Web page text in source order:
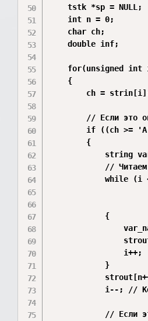
    tstk *sp = NULL;
    int n = 0;
    char ch;
    double inf;
for(unsigned int
    {
ch =
// Если это
if ((ch >=
        {
string
//
while (i
            {
                i++;
            }
i--; //
// Если